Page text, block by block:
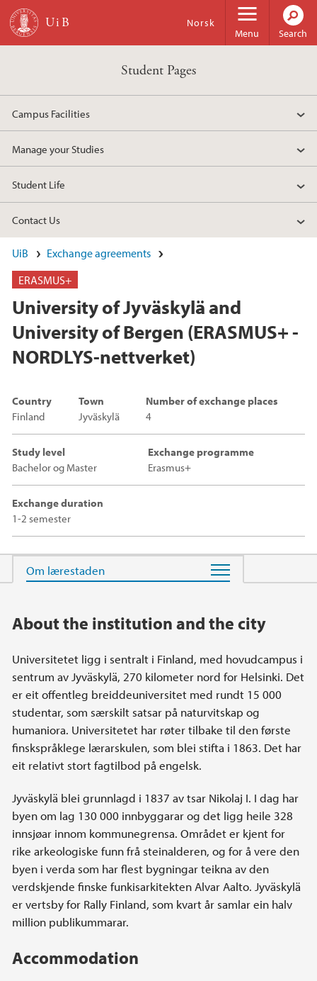
Skip to main content
Menu
Norsk
Search
Student Pages
Campus Facilities
Manage your Studies
Student Life
Contact Us
UiB
Exchange agreements
ERASMUS+
University of Jyväskylä and
University of Bergen (ERASMUS+ -
NORDLYS-nettverket)
Country
Finland
Town
Jyväskylä
Number of exchange places
4
Study level
Bachelor og Master
Exchange programme
Erasmus+
Exchange duration
1-2 semester
Main content
About the institution and the city
Universitetet ligg i sentralt i Finland, med hovudcampus i
sentrum av Jyväskylä, 270 kilometer nord for Helsinki. Det
er eit offentleg breiddeuniversitet med rundt 15 000
studentar, som særskilt satsar på naturvitskap og
humaniora. Universitetet har røter tilbake til den første
finskspråklege lærarskulen, som blei stifta i 1863. Det har
eit relativt stort fagtilbod på engelsk.
Jyväskylä blei grunnlagd i 1837 av tsar Nikolaj I. I dag har
byen om lag 130 000 innbyggarar og det ligg heile 328
innsjøar innom kommunegrensa. Området er kjent for
rike arkeologiske funn frå steinalderen, og for å vere den
byen i verda som har flest bygningar teikna av den
verdskjende finske funkisarkitekten Alvar Aalto. Jyväskylä
er vertsby for Rally Finland, som kvart år samlar ein halv
million publikummarar.
Accommodation